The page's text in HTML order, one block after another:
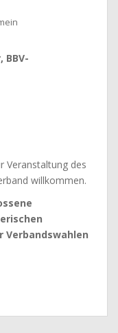
BBV-
Veranstaltung des
willkommen.
Verbandswahlen